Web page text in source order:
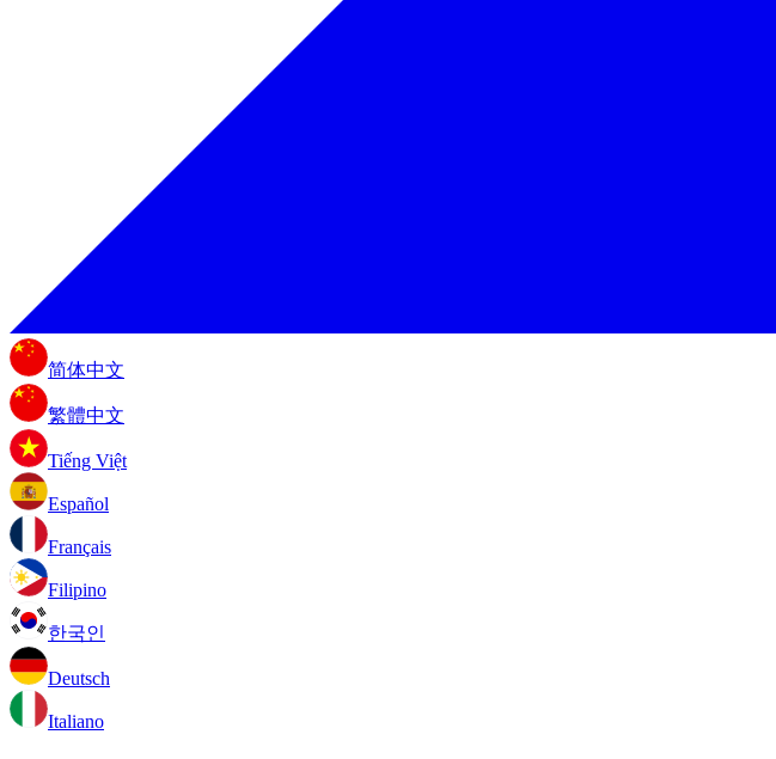
简体中文
繁體中文
Tiếng Việt
Español
Français
Filipino
한국인
Deutsch
Italiano